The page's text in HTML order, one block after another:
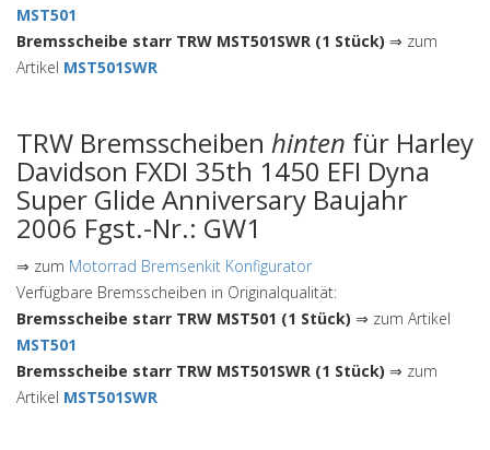
MST501
Bremsscheibe starr TRW MST501SWR (1 Stück) ⇒ zum
Artikel MST501SWR
TRW Bremsscheiben hinten für Harley
Davidson FXDI 35th 1450 EFI Dyna
Super Glide Anniversary Baujahr
2006 Fgst.-Nr.: GW1
⇒ zum Motorrad Bremsenkit Konfigurator
Verfügbare Bremsscheiben in Originalqualität:
Bremsscheibe starr TRW MST501 (1 Stück) ⇒ zum Artikel
MST501
Bremsscheibe starr TRW MST501SWR (1 Stück) ⇒ zum
Artikel MST501SWR